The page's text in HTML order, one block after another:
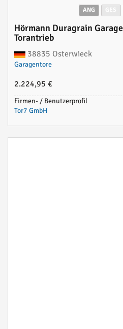
ANG
Hörmann Duragrain
Torantrieb
38835 Osterwieck
Garagentore
2.224,95 €
Firmen- / Benutzerprofil
Tor7 GmbH